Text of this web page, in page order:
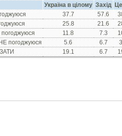
Україна в цілому Захід
37.7 57.6
25.8 21.6
11.8 7.3
погоджуюся
5.6 6.7
19.1 6.7